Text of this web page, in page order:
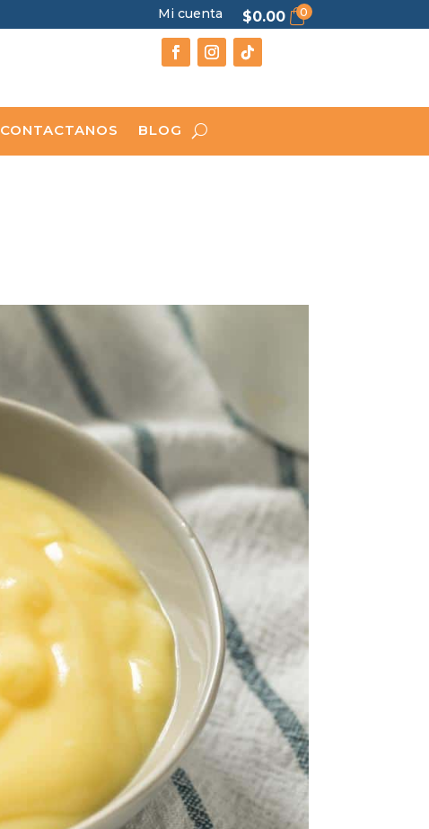
Mi cuenta $0.00 0
CONTACTANOS BLOG